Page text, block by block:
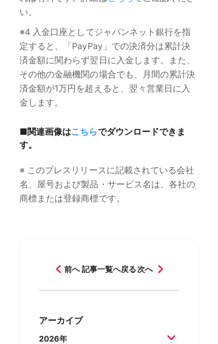
い。
※4 入金口座としてジャパンネット銀行を指
定すると、「PayPay」での決済分は累計決
済金額に関わらず翌日に入金します。また、
その他の金融機関の場合でも、月間の累計決
済金額が1万円を超えると、翌々営業日に入
金します。
■関連画像はこちらでダウンロードできま
す。
※ このプレスリリースに記載されている会社
名、屋号および製品・サービス名は、各社の
商標または登録商標です。
前へ 記事一覧へ戻る 次へ
アーカイブ
2026年